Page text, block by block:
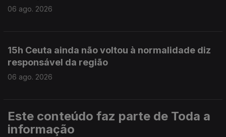
06 ago. 2026
15h Ceuta ainda não voltou à normalidade diz
responsável da região
06 ago. 2026
Este conteúdo faz parte de Toda a
informação